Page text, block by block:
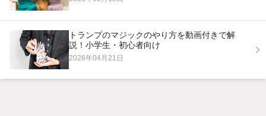
トランプのマジックのやり方を動画付きで解
説！小学生・初心者向け
2026年04月21日